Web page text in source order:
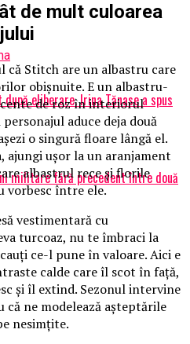
eliberare. Irina Tănase a spus
militare fără precedent între două
de mult culoarea
Stitch are un albastru care
obișnuite. E un albastru-
de roz în interiorul
aduce deja două
o singură floare lângă el.
ajungi ușor la un aranjament
albastrul rece și florile
vorbesc între ele.
vestimentară cu
turcoaz, nu te îmbraci la
ce-l pune în valoare. Aici e
calde care îl scot în față,
și îl extind. Sezonul intervine
că ne modelează așteptările
nesimțite.